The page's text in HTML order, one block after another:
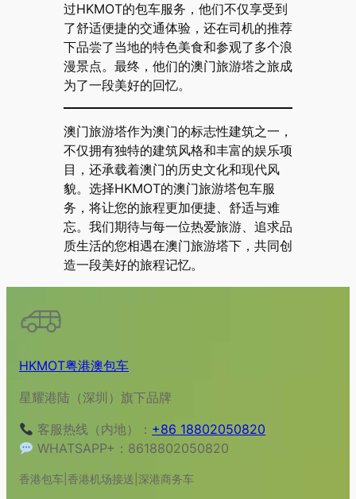
过HKMOT的包车服务，他们不仅享受到
了舒适便捷的交通体验，还在司机的推荐
下品尝了当地的特色美食和参观了多个浪
漫景点。最终，他们的澳门旅游塔之旅成
为了一段美好的回忆。
澳门旅游塔作为澳门的标志性建筑之一，
不仅拥有独特的建筑风格和丰富的娱乐项
目，还承载着澳门的历史文化和现代风
貌。选择HKMOT的澳门旅游塔包车服
务，将让您的旅程更加便捷、舒适与难
忘。我们期待与每一位热爱旅游、追求品
质生活的您相遇在澳门旅游塔下，共同创
造一段美好的旅程记忆。
HKMOT粤港澳包车
星耀港陆（深圳）旗下品牌
客服热线（内地）： +86 18802050820
WHATSAPP+：8618802050820
香港包车|香港机场接送|深港商务车